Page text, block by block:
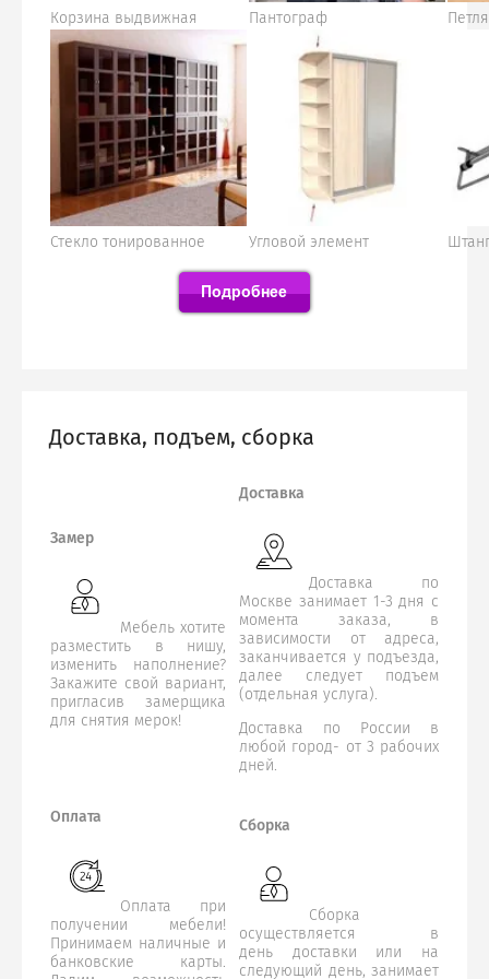
Корзина выдвижная Пантограф
Стекло тонированное Угловой элемент
Доставка, подъем, сборка
Замер
Мебель хотите
разместить в нишу,
изменить наполнение?
Закажите свой вариант,
пригласив замерщика
для снятия мерок!
Доставка
Доставка по
Москве занимает 1-3 дня с
момента заказа, в
зависимости от адреса,
заканчивается у подъезда,
далее следует подъем
(отдельная услуга).
Доставка по России в
любой город- от 3 рабочих
дней.
Оплата
Оплата при
получении мебели!
Принимаем наличные и
банковские карты.
Сборка
Сборка
осуществляется в
день доставки или на
следующий день, занимает